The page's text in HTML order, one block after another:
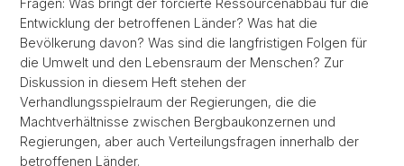
Fragen: Was bringt der forcierte Ressourcenabbau für die
Entwicklung der betroffenen Länder? Was hat die
Bevölkerung davon? Was sind die langfristigen Folgen für
die Umwelt und den Lebensraum der Menschen? Zur
Diskussion in diesem Heft stehen der
Verhandlungsspielraum der Regierungen, die die
Machtverhältnisse zwischen Bergbaukonzernen und
Regierungen, aber auch Verteilungsfragen innerhalb der
betroffenen Länder.